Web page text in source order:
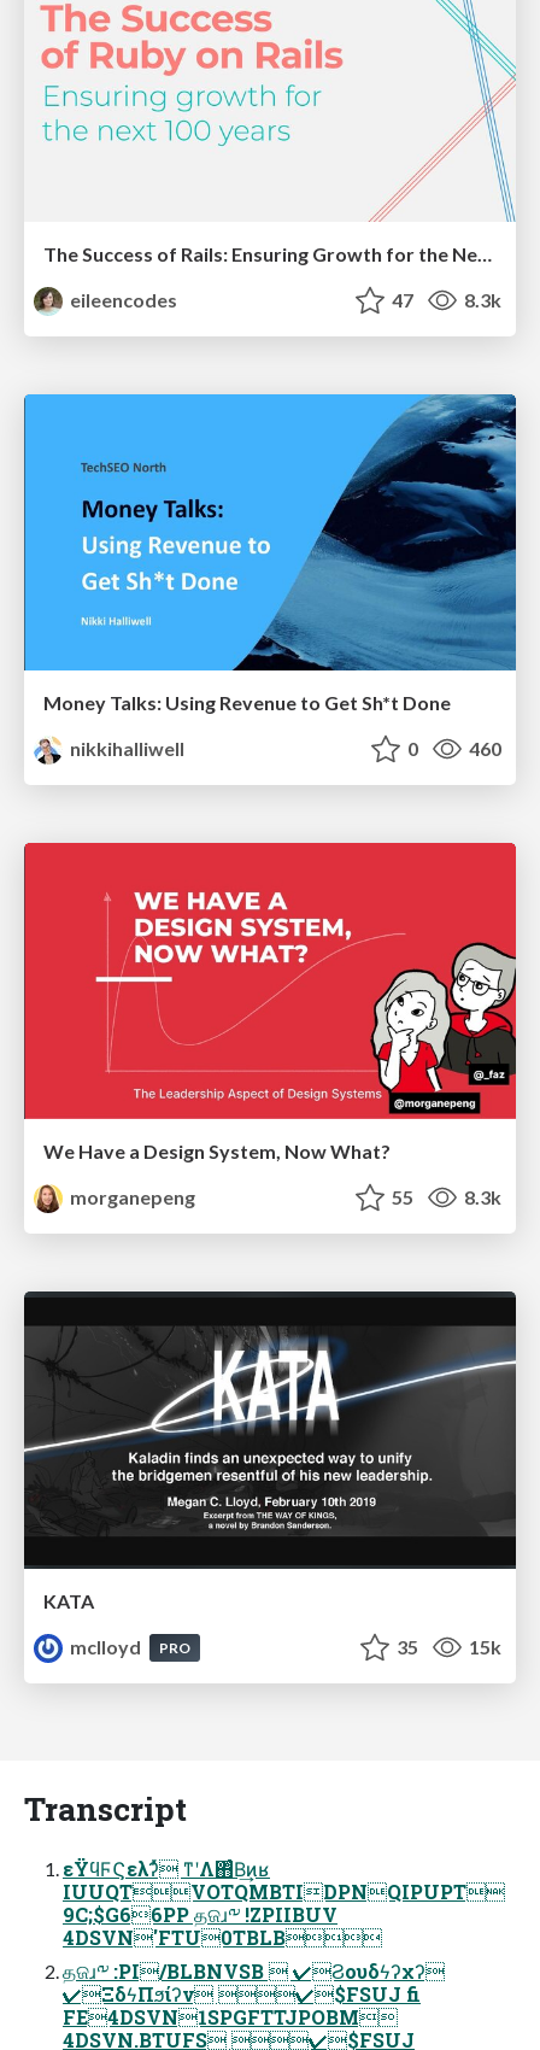
eileencodes
47 8.3k
Money Talks: Using Revenue to Get Sh*t Done
nikkihalliwell
0 460
We Have a Design System, Now What?
morganepeng
55 8.3k
KATA
mclloyd
PRO 35 15k
Transcript
εΫϥϜϚελʔͬͯ ͳʹΛ΋ͨΒ͢ͷʁ
IUUQTVOTQMBTIDPNQIPUPT
9C;$G66PP தଜɹ༸ !ZPIIBUV
4DSVN'FTU0TBLB
தଜɹ༸ :PI/BLBNVSB  ✔Ϩουδϟʔχʔ
✔ΞδϟΠϧίʔν ✔$FSUJ fi
FE4DSVN1SPGFTTJPOBM
4DSVN.BTUFS ✔$FSUJ